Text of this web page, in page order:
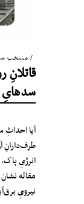
منتخب
قاتلانِ
سدهایِ
آیا
طرف‌دارانِ
انرژیِ
مقاله
نیرویِ